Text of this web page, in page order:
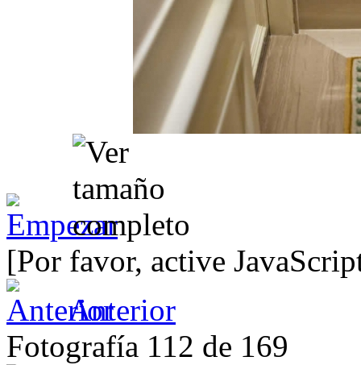
[Por favor, active
Anterior
Fotografía 112 de 169